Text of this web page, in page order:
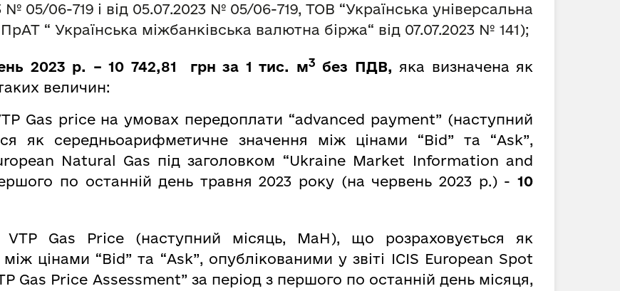
№ 05/06-719 і від 05.07.2023 № 05/06-719, ТОВ “Українська універсальна
“ Українська міжбанківська валютна біржа“ від 07.07.2023 № 141);
2023 р. – 10 742,81 грн за 1 тис. м3 без ПДВ, яка визначена як
величин:
Gas price на умовах передоплати “advanced payment” (наступний
як cередньоарифметичне значення між цінами “Bid” та “Ask”,
Natural Gas під заголовком “Ukraine Market Information and
по останній день травня 2023 року (на червень 2023 р.) - 10
VTP Gas Price (наступний місяць, MaH), що розраховується як
цінами “Bid” та “Ask”, опублікованими у звіті ICIS European Spot
Gas Price Assessment” за період з першого по останній день місяця,